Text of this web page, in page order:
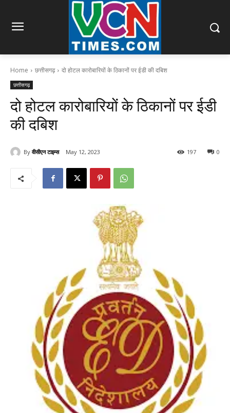
Home छत्तीसगढ़ दो होटल कारोबारियों के ठिकानों पर ईडी की दबिश
छत्तीसगढ़
दो होटल कारोबारियों के ठिकानों पर ईडी
की दबिश
By वीसीएन टाइम्स May 12, 2023 0
197